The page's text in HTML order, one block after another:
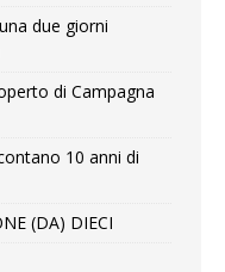
due giorni
di Campagna
10 anni di
(DA) DIECI